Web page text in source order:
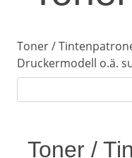
Toner /
Druckermodell o.ä.
Toner /